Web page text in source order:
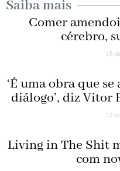
Saiba mais
Comer
cérebro,
15
‘É uma obra que
diálogo’, diz Vitor
12
Living in The Shit
com